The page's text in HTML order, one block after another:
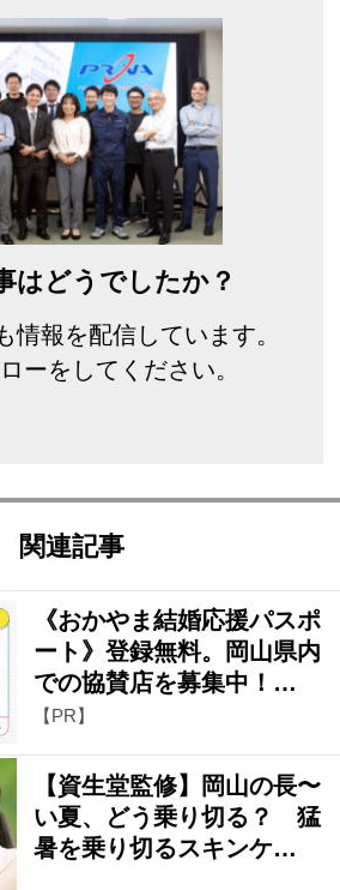
はどうでしたか？
情報を配信しています。
ーをしてください。
関連記事
《おかやま結婚応援パスポ
ート》登録無料。岡山県内
での協賛店を募集中！…
【PR】
【資生堂監修】岡山の長〜
い夏、どう乗り切る？ 猛
暑を乗り切るスキンケ…